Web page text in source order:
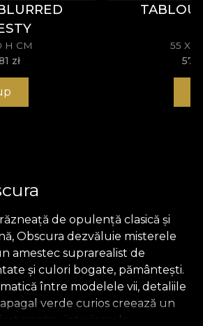
H CM
zł
TABLOU
55 X
de opulență clasică și
Obscura dezvăluie misterele
amestec suprarealist de
și culori bogate, pământești.
între modelele vii, detaliile
verde curios creează un
pentru interioarele